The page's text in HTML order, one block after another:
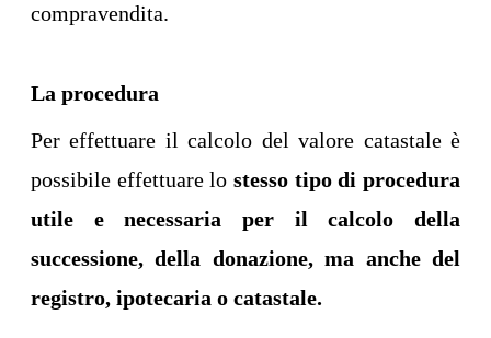
compravendita.
La procedura
Per effettuare il calcolo del valore catastale è
possibile effettuare lo stesso tipo di procedura
utile e necessaria per il calcolo della
successione, della donazione, ma anche del
registro, ipotecaria o catastale.